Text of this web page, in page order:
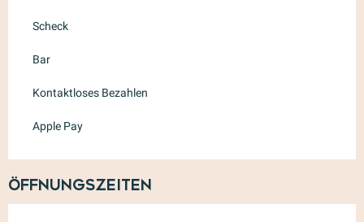
Scheck
Bar
Kontaktloses Bezahlen
Apple Pay
Öffnungszeiten